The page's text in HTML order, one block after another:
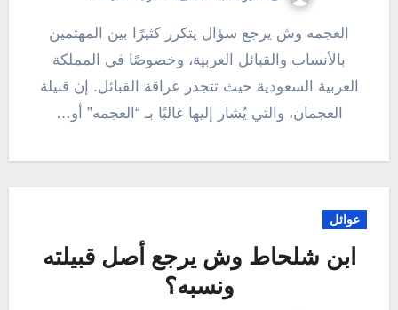
بالأنساب والقبائل العربية، وخصوصًا في المملكة
العربية السعودية حيث تتجذر عراقة القبائل. إن قبيلة
العجمان، والتي يُشار إليها غالبًا بـ “العجمه” أو…
عوائل
ابن شلحاط وش يرجع أصل قبيلته
ونسبه؟